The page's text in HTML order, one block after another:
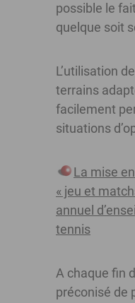
possible le
quelque soit
L’utilisation
terrains
facilement
situations
La mise
« jeu et
annuel
tennis
A chaque fin
préconisé de